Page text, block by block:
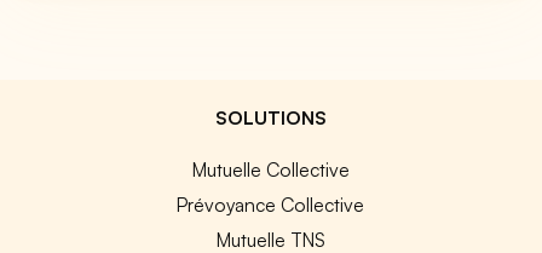
SOLUTIONS
Mutuelle Collective
Prévoyance Collective
Mutuelle TNS